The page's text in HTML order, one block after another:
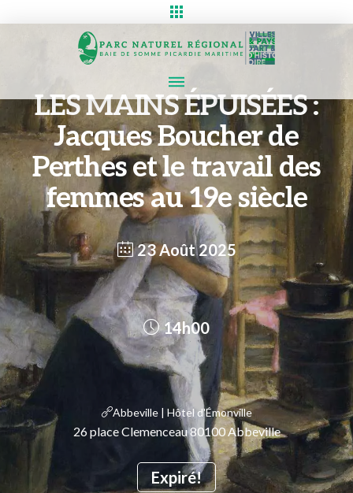
LES MAINS ÉPUISÉES :
Jacques Boucher de
Perthes et le travail des
femmes au 19e siècle
23 Août 2025
Expiré!
14h00
Abbeville | Hôtel d'Émonville
26 place Clemenceau 80100 Abbeville